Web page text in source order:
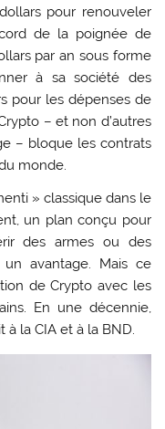
pour renouveler
de la poignée de
par an sous forme
à sa société des
pour les dépenses de
– et non d’autres
– bloque les contrats
monde.
» classique dans le
un plan conçu pour
des armes ou des
avantage. Mais ce
de Crypto avec les
En une décennie,
à la CIA et à la BND.